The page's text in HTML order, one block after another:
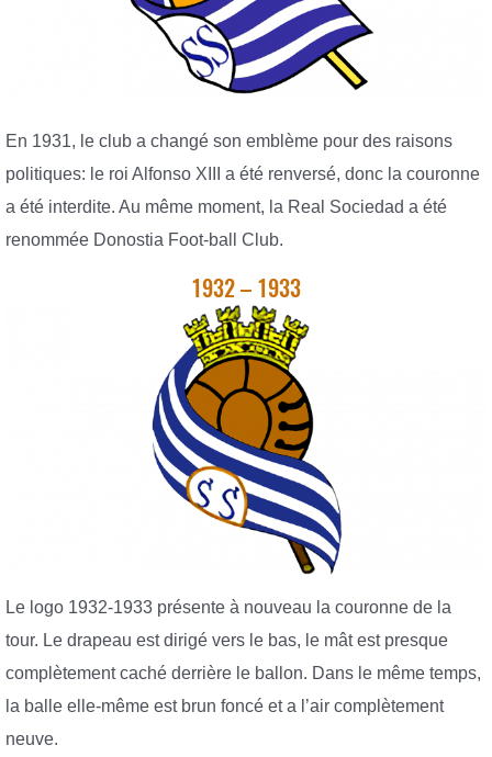
En 1931, le club a changé son emblème pour des raisons
politiques: le roi Alfonso XIII a été renversé, donc la couronne
a été interdite. Au même moment, la Real Sociedad a été
renommée Donostia Foot-ball Club.
1932 – 1933
Le logo 1932-1933 présente à nouveau la couronne de la
tour. Le drapeau est dirigé vers le bas, le mât est presque
complètement caché derrière le ballon. Dans le même temps,
la balle elle-même est brun foncé et a l’air complètement
neuve.